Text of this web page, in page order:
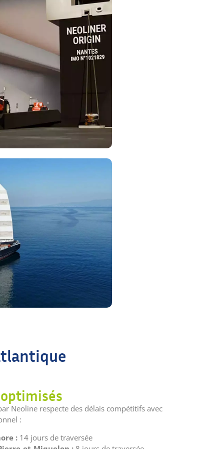
Neoline respecte des délais compétitifs avec
:
: 14 jours de traversée